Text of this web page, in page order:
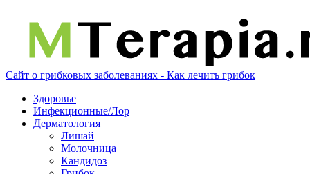
Сайт о грибковых заболеваниях - Как лечить грибок
Здоровье
Инфекционные/Лор
Дерматология
Лишай
Молочница
Кандидоз